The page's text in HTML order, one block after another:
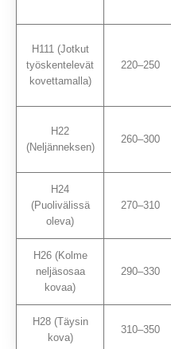
H111 (Jotkut
työskentelevät
kovettamalla)
220–250
H22
(Neljänneksen)
260–300
H24
(Puolivälissä
oleva)
270–310
H26 (Kolme
neljäsosaa
kovaa)
290–330
H28 (Täysin
kova)
310–350